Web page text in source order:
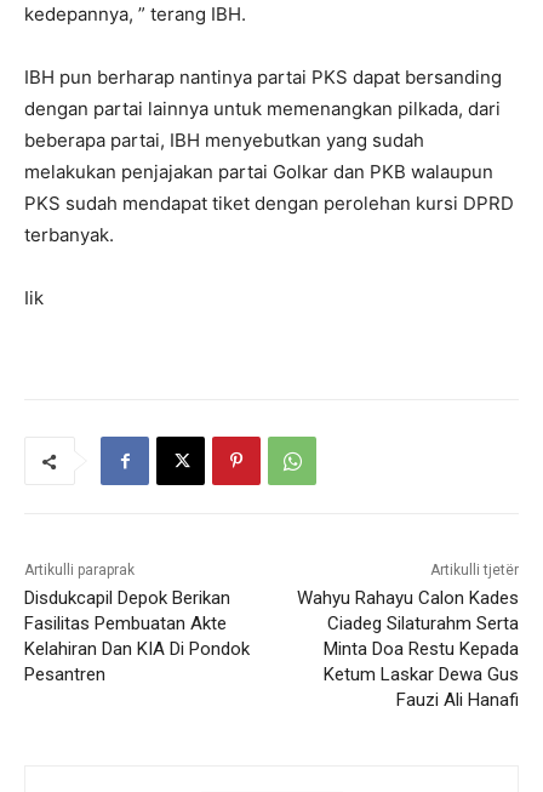
kedepannya, ” terang IBH.
IBH pun berharap nantinya partai PKS dapat bersanding
dengan partai lainnya untuk memenangkan pilkada, dari
beberapa partai, IBH menyebutkan yang sudah
melakukan penjajakan partai Golkar dan PKB walaupun
PKS sudah mendapat tiket dengan perolehan kursi DPRD
terbanyak.
Iik
Artikulli paraprak
Disdukcapil Depok Berikan
Fasilitas Pembuatan Akte
Kelahiran Dan KIA Di Pondok
Pesantren
Artikulli tjetër
Wahyu Rahayu Calon Kades
Ciadeg Silaturahm Serta
Minta Doa Restu Kepada
Ketum Laskar Dewa Gus
Fauzi Ali Hanafi